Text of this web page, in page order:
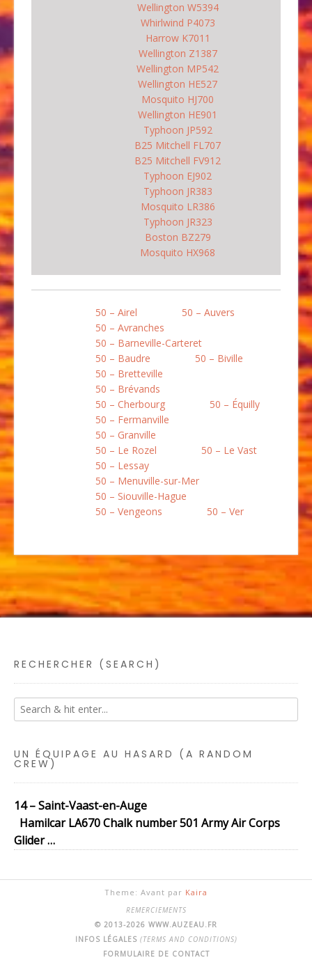
Wellington W5394
Whirlwind P4073
Harrow K7011
Wellington Z1387
Wellington MP542
Wellington HE527
Mosquito HJ700
Wellington HE901
Typhoon JP592
B25 Mitchell FL707
B25 Mitchell FV912
Typhoon EJ902
Typhoon JR383
Mosquito LR386
Typhoon JR323
Boston BZ279
Mosquito HX968
50 – Airel
50 – Auvers
50 – Avranches
50 – Barneville-Carteret
50 – Baudre
50 – Biville
50 – Bretteville
50 – Brévands
50 – Cherbourg
50 – Équilly
50 – Fermanville
50 – Granville
50 – Le Rozel
50 – Le Vast
50 – Lessay
50 – Menuville-sur-Mer
50 – Siouville-Hague
50 – Vengeons
50 – Ver
RECHERCHER (SEARCH)
UN ÉQUIPAGE AU HASARD (A RANDOM
CREW)
14 – Saint-Vaast-en-Auge
Hamilcar LA670 Chalk number 501 Army Air Corps
Glider …
Theme: Avant par Kaira
REMERCIEMENTS
© 2013-2026 WWW.AUZEAU.FR
INFOS LÉGALES (TERMS AND CONDITIONS)
FORMULAIRE DE CONTACT